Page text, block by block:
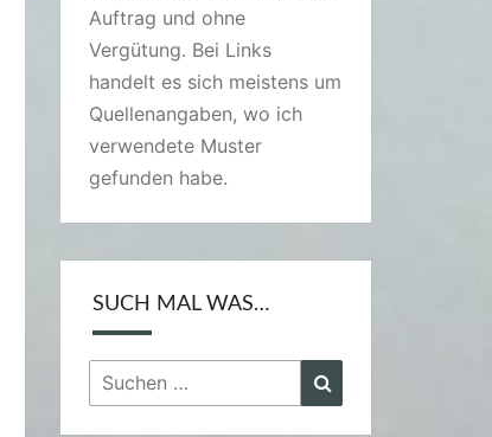
Auftrag und ohne
Vergütung. Bei Links
handelt es sich meistens um
Quellenangaben, wo ich
verwendete Muster
gefunden habe.
SUCH MAL WAS…
Suchen
nach: